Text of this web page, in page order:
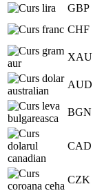
GBP
CHF
XAU
AUD
BGN
CAD
CZK